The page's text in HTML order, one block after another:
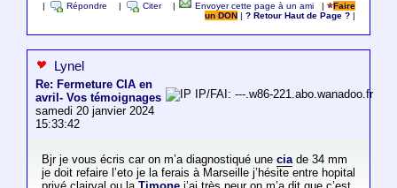
Répondre Citer Envoyer cette page à un ami |
Faire
un DON
|? Retour Haut de Page ?
Lynel
Re: Fermeture CIA en
avril- Vos témoignages
samedi 20 janvier 2024
15:33:42
IP/FAI: ---.w86-221.abo.wanadoo.fr
Bjr je vous écris car on m’a diagnostiqué une ciade 34 mm
je doit refaire l’eto je la ferais à Marseille j’hésite entre hopital